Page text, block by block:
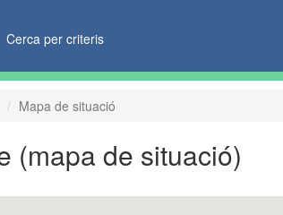
Cerca per criteris
Mapa de situació
(mapa de situació)